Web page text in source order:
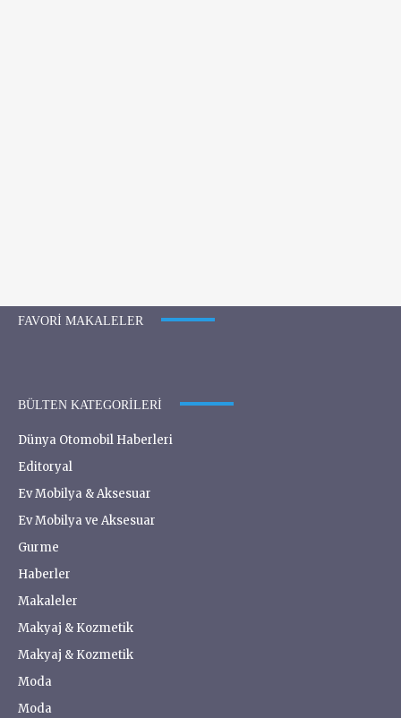
FAVORI MAKALELER
BÜLTEN KATEGORILERI
Dünya Otomobil Haberleri
Editoryal
Ev Mobilya & Aksesuar
Ev Mobilya ve Aksesuar
Gurme
Haberler
Makaleler
Makyaj & Kozmetik
Makyaj & Kozmetik
Moda
Moda